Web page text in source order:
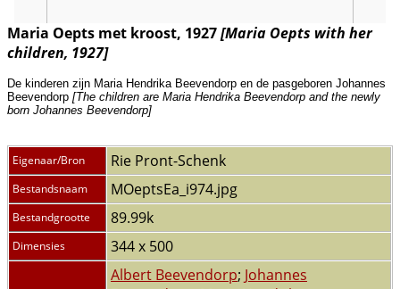
Maria Oepts met kroost, 1927[Maria Oepts with her
children, 1927]
De kinderen zijn Maria Hendrika Beevendorp en de pasgeboren Johannes
Beevendorp [The children are Maria Hendrika Beevendorp and the newly
born Johannes Beevendorp]
Eigenaar/Bron Rie Pront-Schenk
Bestandsnaam MOeptsEa_i974.jpg
Bestandgrootte 89.99k
Dimensies 344 x 500
Albert Beevendorp; Johannes